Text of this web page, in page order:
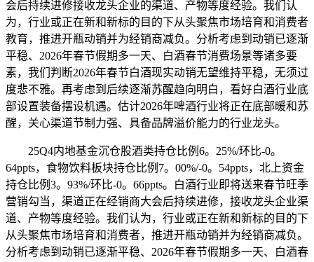
会后持续进修接收龙头企业的渠道、产物等度经验。我们认
为，行业或正在新和新标的目的下从头聚焦市场培育和消费者
教育，推进开瓶动销并为经销商减负。分析考虑到动销已逐渐
平稳、2026年春节假期多一天、白酒春节消费场景等诸多要
素，我们判断2026年春节白酒现实动销无望维持平稳，无须过
度悲不雅。再考虑到后续逐渐苏醒趋向明白，看好白酒行业底
部设置装备摆设机遇。估计2026年啤酒行业将正在底部暖和苏
醒，关心渠道节制力强、具备品牌溢价能力的行业龙头。
25Q4内地基金沉仓股酒类持仓比例6。25%/环比-0。
64ppts，食物饮料板块持仓比例7。00%/-0。54ppts，北上资金
持仓比例3。93%/环比-0。66ppts。白酒行业即将送来春节旺季
营销勾当，渠道正在经销商大会后持续进修，接收龙头企业渠
道、产物等度经验。我们认为，行业或正在新和新标的目的下
从头聚焦市场培育和消费者，推进开瓶动销并为经销商减负。
分析考虑到动销已逐渐平稳、2026年春节假期多一天、白酒春